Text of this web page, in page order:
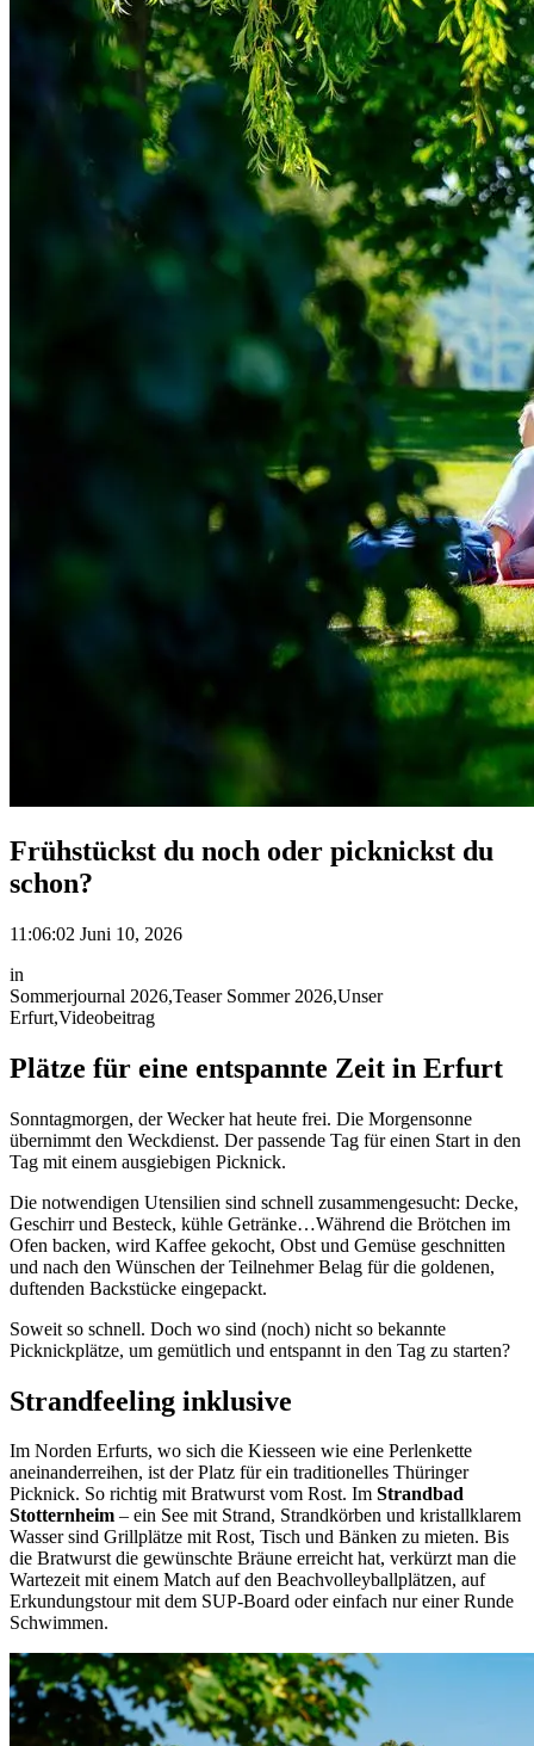
Frühstückst du noch oder picknickst du
schon?
11:06:02 Juni 10, 2026
in
Sommerjournal 2026,Teaser Sommer 2026,Unser
Erfurt,Videobeitrag
Plätze für eine entspannte Zeit in Erfurt
Sonntagmorgen, der Wecker hat heute frei. Die Morgensonne
übernimmt den Weckdienst. Der passende Tag für einen Start in den
Tag mit einem ausgiebigen Picknick.
Die notwendigen Utensilien sind schnell zusammengesucht: Decke,
Geschirr und Besteck, kühle Getränke…Während die Brötchen im
Ofen backen, wird Kaffee gekocht, Obst und Gemüse geschnitten
und nach den Wünschen der Teilnehmer Belag für die goldenen,
duftenden Backstücke eingepackt.
Soweit so schnell. Doch wo sind (noch) nicht so bekannte
Picknickplätze, um gemütlich und entspannt in den Tag zu starten?
Strandfeeling inklusive
Im Norden Erfurts, wo sich die Kiesseen wie eine Perlenkette
aneinanderreihen, ist der Platz für ein traditionelles Thüringer
Picknick. So richtig mit Bratwurst vom Rost. Im Strandbad
Stotternheim – ein See mit Strand, Strandkörben und kristallklarem
Wasser sind Grillplätze mit Rost, Tisch und Bänken zu mieten. Bis
die Bratwurst die gewünschte Bräune erreicht hat, verkürzt man die
Wartezeit mit einem Match auf den Beachvolleyballplätzen, auf
Erkundungstour mit dem SUP-Board oder einfach nur einer Runde
Schwimmen.